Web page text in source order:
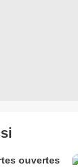
ouvertes